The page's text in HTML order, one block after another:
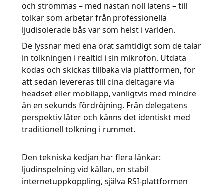
och strömmas – med nästan noll latens – till
tolkar som arbetar från professionella
ljudisolerade bås var som helst i världen.
De lyssnar med ena örat samtidigt som de talar
in tolkningen i realtid i sin mikrofon. Utdata
kodas och skickas tillbaka via plattformen, för
att sedan levereras till dina deltagare via
headset eller mobilapp, vanligtvis med mindre
än en sekunds fördröjning. Från delegatens
perspektiv låter och känns det identiskt med
traditionell tolkning i rummet.
Den tekniska kedjan har flera länkar:
ljudinspelning vid källan, en stabil
internetuppkoppling, själva RSI-plattformen